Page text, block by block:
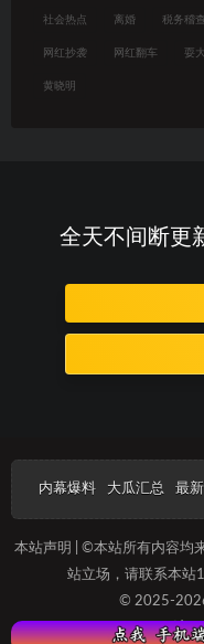
社会热点 离婚 税务稽查
网红抄袭 网红翻车 耍
黄晓明
全天不间断更
内幕爆料 大瓜汇总 最
本站声明 | ©本站所有内容均
站立场，请联系本站
© 2025-
沪